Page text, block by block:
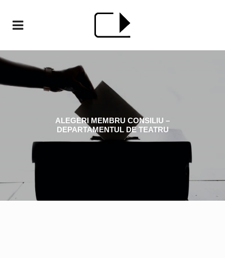
ALEGERI MEMBRU CONSILIU –
DEPARTAMENTUL DE TEATRU